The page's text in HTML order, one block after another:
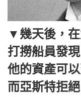
▼幾天後，在
打撈船員發
他的資產可
而亞斯特拒